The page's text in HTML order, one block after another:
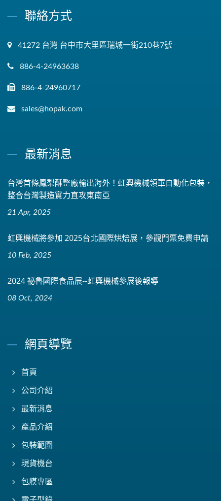
聯絡方式
41272 台灣 台中市大里區瑞城一街210巷7號
886-4-24963638
886-4-24960717
sales@hopak.com
最新消息
台灣首條鳳梨酥整廠輸出海外！虹興機械領軍自動化包裝，
整合台灣製造實力直攻東南亞
21 Apr, 2025
虹興機械將參加 2025台北國際烘焙展，參觀門票免費申請
10 Feb, 2025
2024 祕魯國際食品展--虹興機械參展後報導
08 Oct, 2024
網頁導覽
首頁
公司介紹
最新消息
產品介紹
包裝範圍
現貨機台
包膜專區